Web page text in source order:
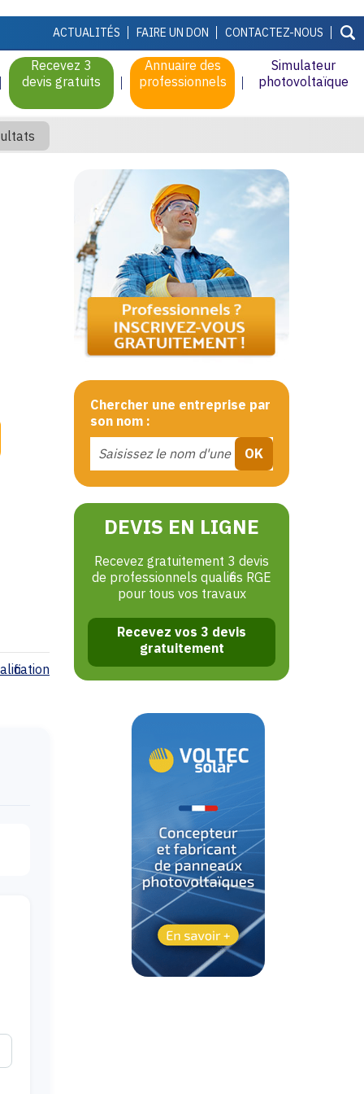
ACTUALITÉS FAIRE UN DON CONTACTEZ-NOUS
Recevez 3
devis gratuits
Annuaire des
professionnels
Simulateur
photovoltaïque
Chercher une entreprise par
son nom :
DEVIS EN LIGNE
Recevez gratuitement 3 devis
de professionnels qualifiés RGE
pour tous vos travaux
Recevez vos 3 devis
gratuitement